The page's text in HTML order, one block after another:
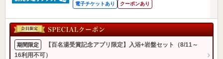
電子チケットあり クーポンあり
期間限定
【百名湯受賞記念アプリ限定】入浴+岩盤セット（8/11～
16利用不可）